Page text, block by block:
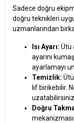
Sadece doğru
doğru teknikleri
uzmanlarından
Isı Ayarı: Ütü
ayarını
ayarlamayı
Temizlik:
lif birikebilir.
uzatabilirsiniz.
Doğru